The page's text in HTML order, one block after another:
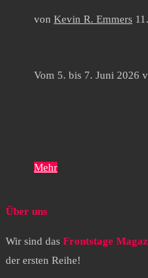
von Kevin R. Emmers
Vom 5. bis 7. Juni 2026
Mehr
Über uns
Wir sind das Frontstage
der ersten Reihe!